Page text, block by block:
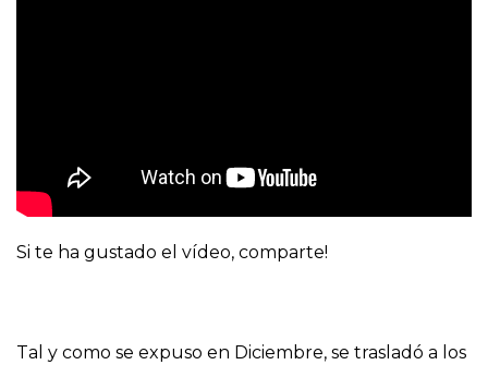
Si te ha gustado el vídeo, comparte!
Tal y como se expuso en Diciembre, se trasladó a los